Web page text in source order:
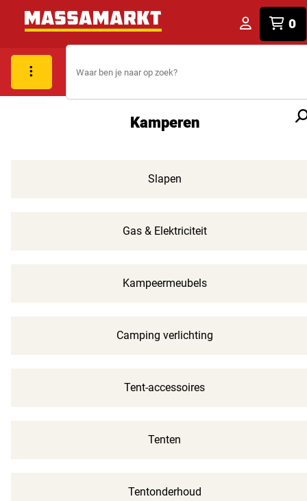
0
Kamperen
Slapen
Gas & Elektriciteit
Kampeermeubels
Camping verlichting
Tent-accessoires
Tenten
Tentonderhoud